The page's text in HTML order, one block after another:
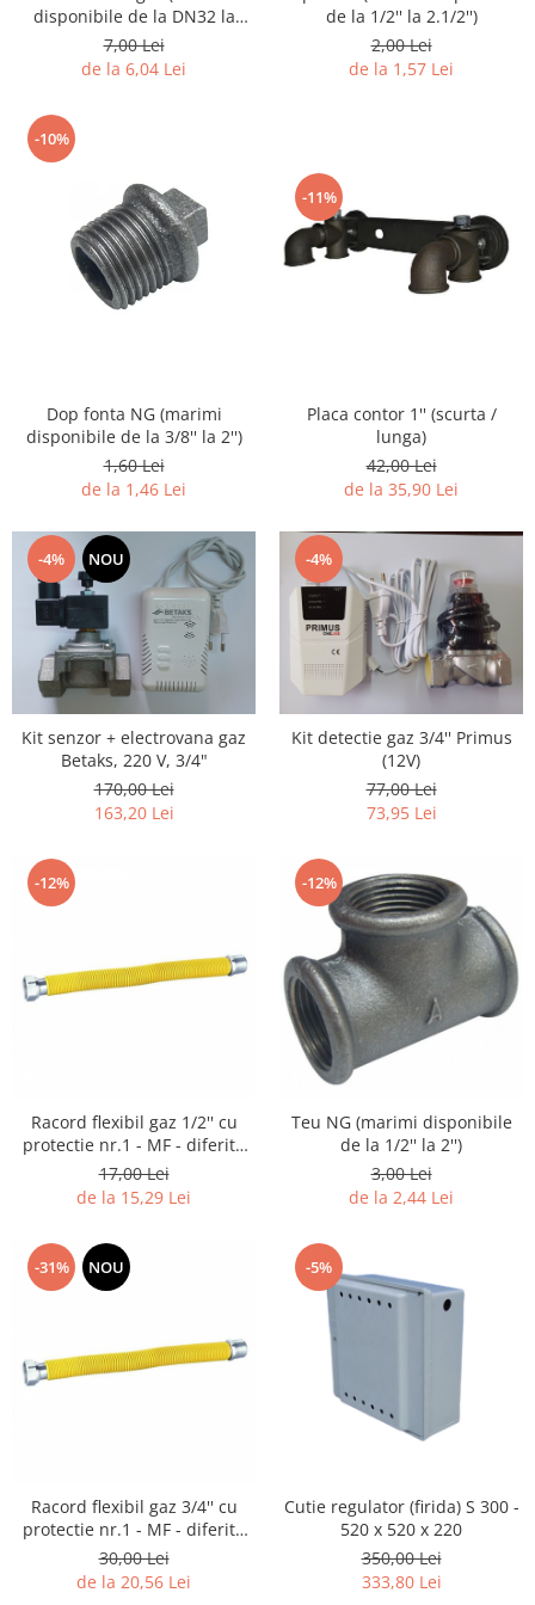
disponibile de la DN32 la
DN180)
7,00 Lei
de la 6,04 Lei
de la 1/2'' la 2.1/2'')
2,00 Lei
de la 1,57 Lei
-10%
Dop fonta NG (marimi
disponibile de la 3/8'' la 2'')
1,60 Lei
de la 1,46 Lei
-11%
Placa contor 1'' (scurta /
lunga)
42,00 Lei
de la 35,90 Lei
-4% NOU
Kit senzor + electrovana gaz
Betaks, 220 V, 3/4"
170,00 Lei
163,20 Lei
-4%
Kit detectie gaz 3/4'' Primus
(12V)
77,00 Lei
73,95 Lei
-12%
Racord flexibil gaz 1/2'' cu
protectie nr.1 - MF - diferite
marimi
17,00 Lei
de la 15,29 Lei
-12%
Teu NG (marimi disponibile
de la 1/2'' la 2'')
3,00 Lei
de la 2,44 Lei
-31% NOU
Racord flexibil gaz 3/4'' cu
protectie nr.1 - MF - diferite
marimi
30,00 Lei
de la 20,56 Lei
-5%
Cutie regulator (firida) S 300 -
520 x 520 x 220
350,00 Lei
333,80 Lei